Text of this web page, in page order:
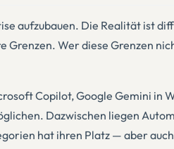
aufzubauen. Die Realität ist
Wer diese Grenzen
Copilot, Google Gemini in
Dazwischen liegen
hat ihren Platz — aber